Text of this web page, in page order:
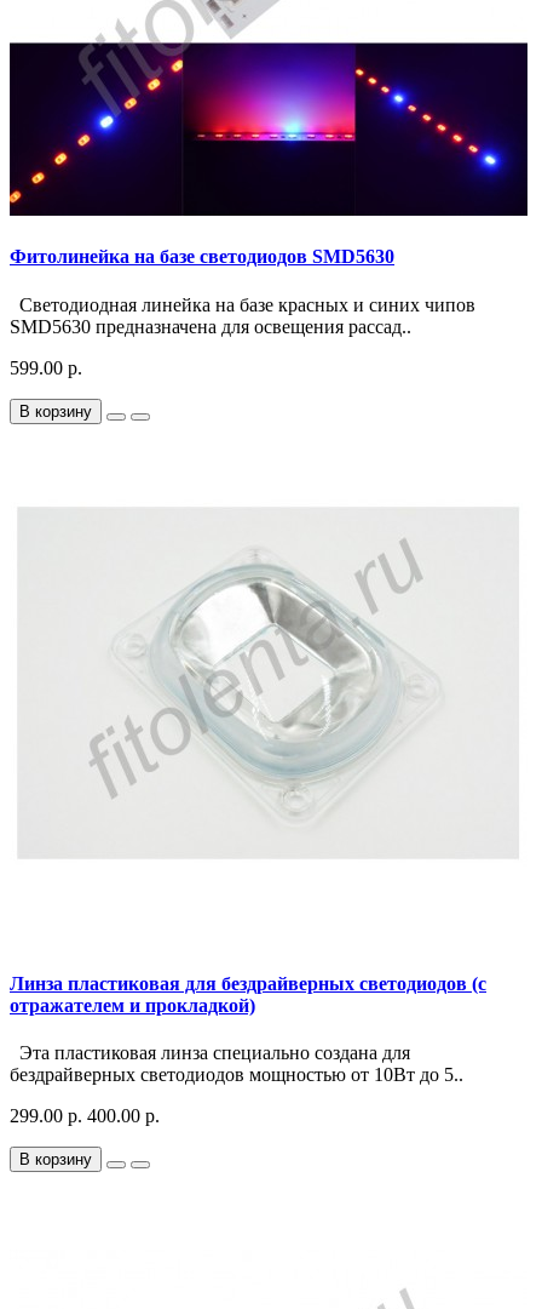
Фитолинейка на базе светодиодов SMD5630
Светодиодная линейка на базе красных и синих чипов
SMD5630 предназначена для освещения рассад..
599.00 р.
В корзину
Линза пластиковая для бездрайверных светодиодов (с
отражателем и прокладкой)
Эта пластиковая линза специально создана для
бездрайверных светодиодов мощностью от 10Вт до 5..
299.00 р. 400.00 р.
В корзину